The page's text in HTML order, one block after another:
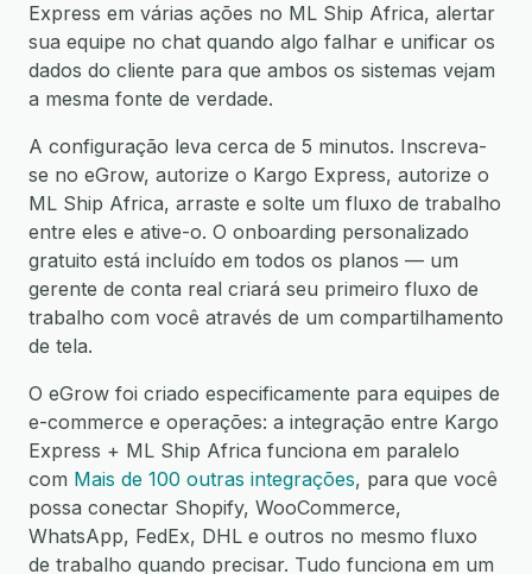
Express em várias ações no ML Ship Africa, alertar
sua equipe no chat quando algo falhar e unificar os
dados do cliente para que ambos os sistemas vejam
a mesma fonte de verdade.
A configuração leva cerca de 5 minutos. Inscreva-
se no eGrow, autorize o Kargo Express, autorize o
ML Ship Africa, arraste e solte um fluxo de trabalho
entre eles e ative-o. O onboarding personalizado
gratuito está incluído em todos os planos — um
gerente de conta real criará seu primeiro fluxo de
trabalho com você através de um compartilhamento
de tela.
O eGrow foi criado especificamente para equipes de
e-commerce e operações: a integração entre Kargo
Express + ML Ship Africa funciona em paralelo
com Mais de 100 outras integrações, para que você
possa conectar Shopify, WooCommerce,
WhatsApp, FedEx, DHL e outros no mesmo fluxo
de trabalho quando precisar. Tudo funciona em um